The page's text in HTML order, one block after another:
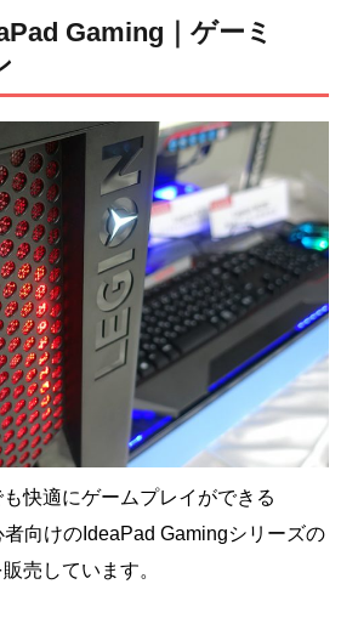
Gaming｜ゲーミ
快適にゲームプレイができる
向けのIdeaPad Gamingシリーズの
売しています。